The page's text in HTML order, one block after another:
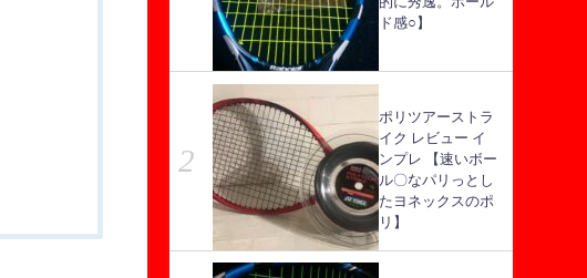
ド感○】
ポリツアーストラ
イク レビュー イ
ンプレ 【速いボー
ル〇なパリっとし
たヨネックスのポ
リ】